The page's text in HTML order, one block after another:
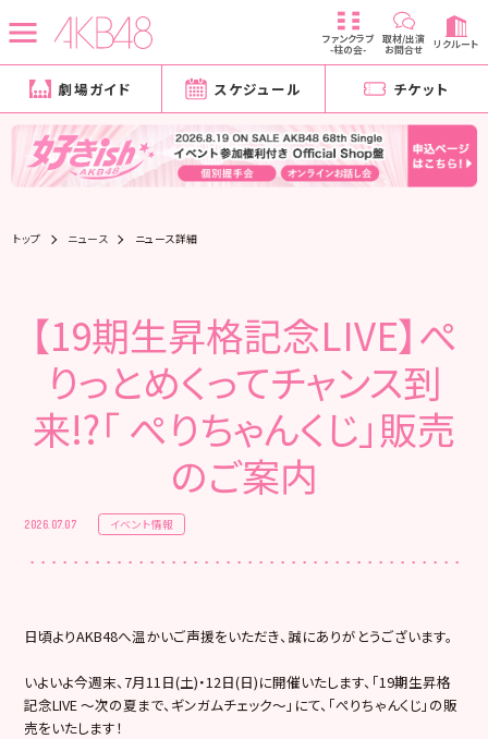
ファンクラブ
-柱の会-
取材/出演
お問合せ リクルート
劇場ガイド スケジュール チケット
トップ ニュース ニュース詳細
【19期生昇格記念LIVE】ぺ
りっとめくってチャンス到
来!?「 ぺりちゃんくじ」販売
のご案内
2026.07.07 イベント情報
日頃よりAKB48へ温かいご声援をいただき、誠にありがとうございます。
いよいよ今週末、7月11日(土)・12日(日)に開催いたします、「19期生昇格
記念LIVE ～次の夏まで、ギンガムチェック～」にて、「ぺりちゃんくじ」の販
売をいたします！